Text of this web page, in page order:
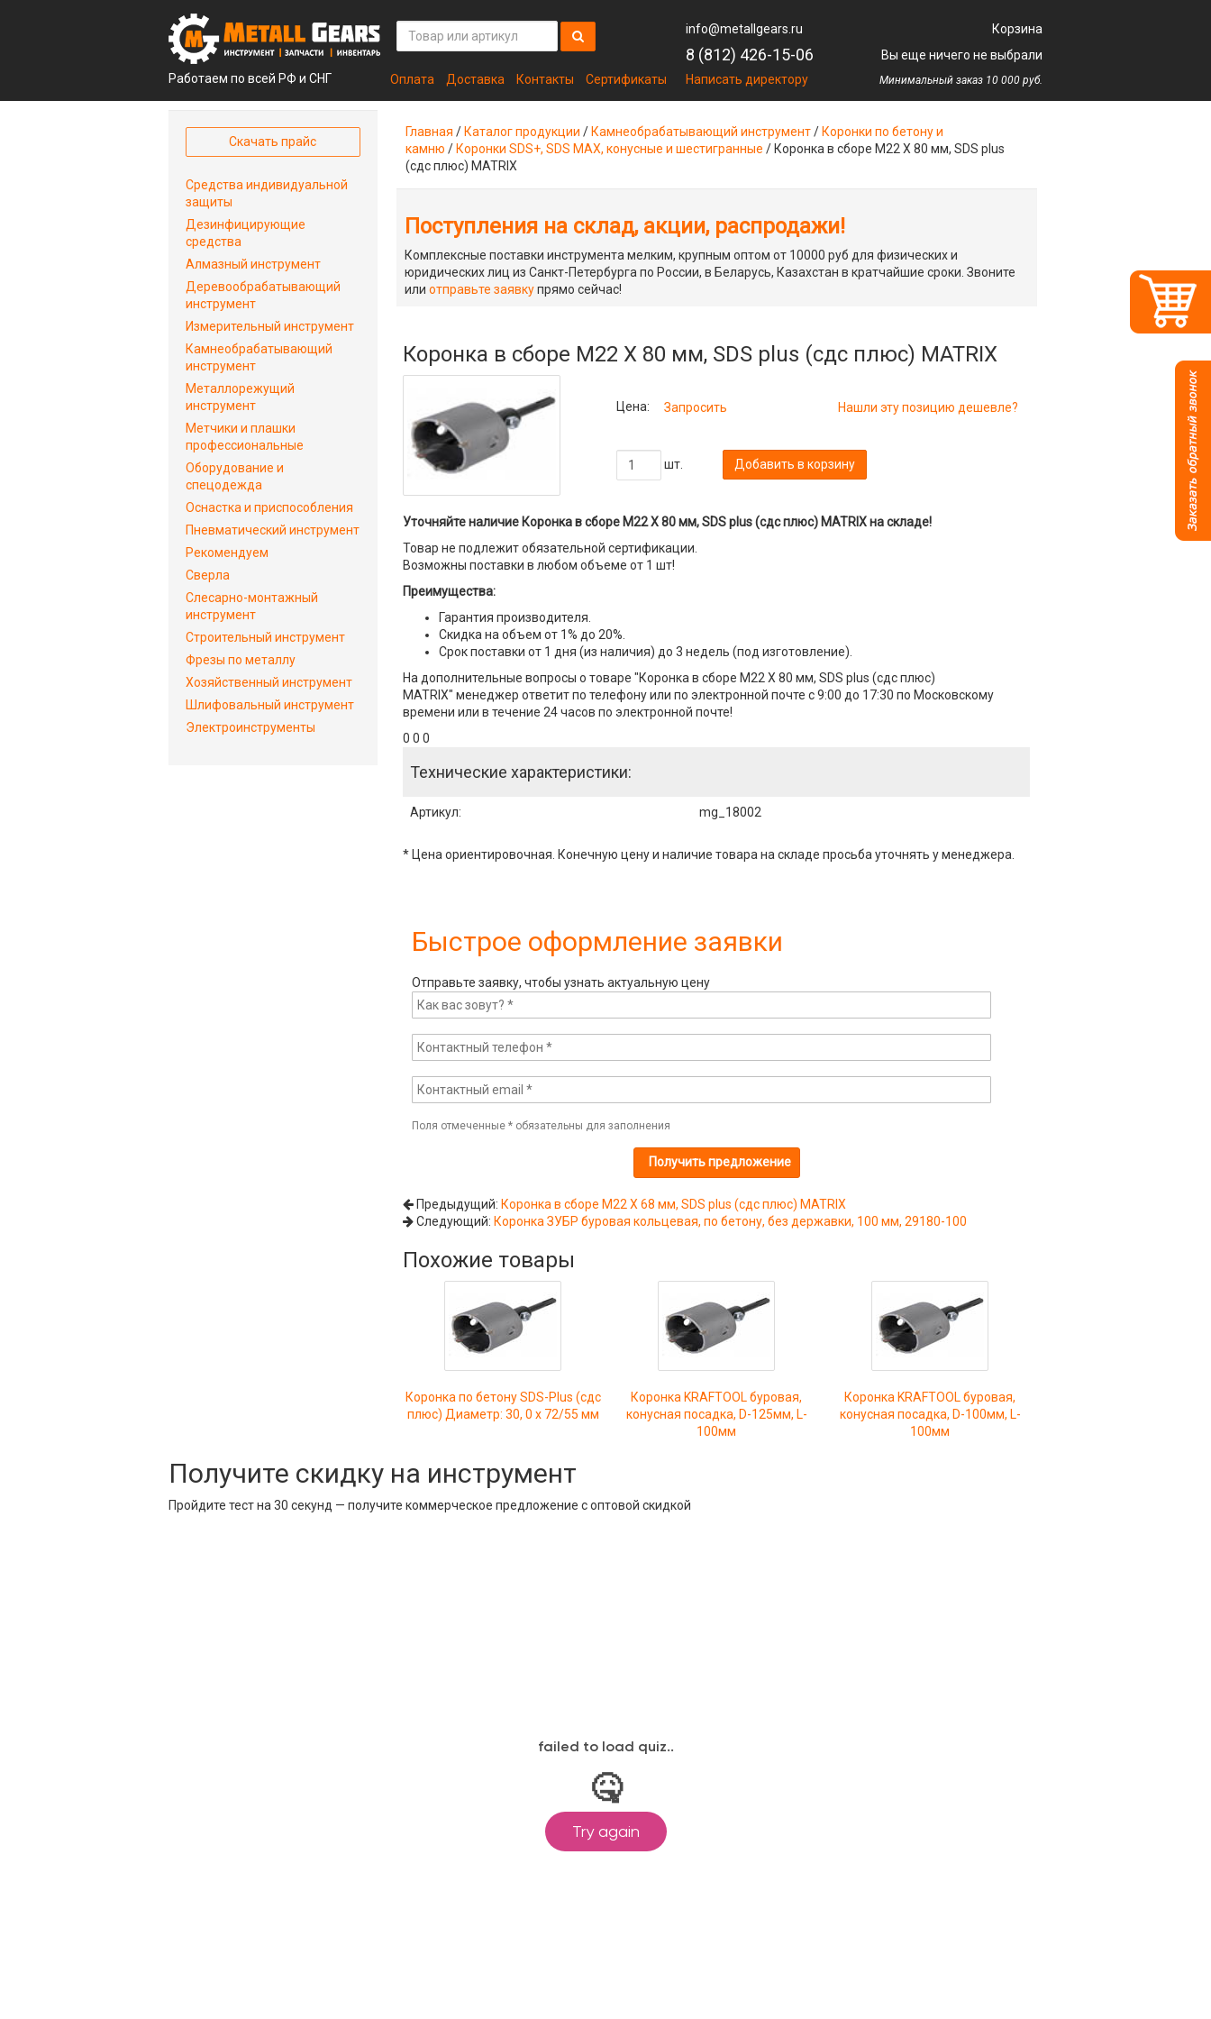
Работаем по всей РФ и СНГ Оплата Доставка Контакты Сертификаты
info@metallgears.ru
8 (812) 426-15-06
Написать директору
Корзина
Вы еще ничего не выбрали
Минимальный заказ 10 000 руб.
Главная / Каталог продукции / Камнеобрабатывающий инструмент/ Коронки по бетону и
камню / Коронки SDS+, SDS MAX, конусные и шестигранные / Коронка в сборе М22 Х 80 мм, SDS plus
(сдс плюс) MATRIX
Поступления на склад, акции, распродажи!
Комплексные поставки инструмента мелким, крупным оптом от 10000 руб для физических и
юридических лиц из Санкт-Петербурга по России, в Беларусь, Казахстан в кратчайшие сроки. Звоните
или отправьте заявкупрямо сейчас!
Коронка в сборе М22 Х 80 мм, SDS plus (сдс плюс) MATRIX
Цена: Запросить Нашли эту позицию дешевле?
шт. Добавить в корзину
Уточняйте наличие Коронка в сборе М22 Х 80 мм, SDS plus (сдс плюс) MATRIX на складе!
Товар не подлежит обязательной сертификации.
Возможны поставки в любом объеме от 1 шт!
Преимущества:
Гарантия производителя.
Скидка на объем от 1% до 20%.
Срок поставки от 1 дня (из наличия) до 3 недель (под изготовление).
На дополнительные вопросы о товаре "Коронка в сборе М22 Х 80 мм, SDS plus (сдс плюс)
MATRIX" менеджер ответит по телефону или по электронной почте с 9:00 до 17:30 по Московскому
времени или в течение 24 часов по электронной почте!
0 0 0
Технические характеристики:
Артикул: mg_18002
* Цена ориентировочная. Конечную цену и наличие товара на складе просьба уточнять у менеджера.
Быстрое оформление заявки
Отправьте заявку, чтобы узнать актуальную цену
Поля отмеченные *обязательны для заполнения
Предыдущий: Коронка в сборе М22 Х 68 мм, SDS plus (сдс плюс) MATRIX
Следующий: Коронка ЗУБР буровая кольцевая, по бетону, без державки, 100 мм, 29180-100
Похожие товары
Коронка по бетону SDS-Plus (сдс
плюс) Диаметр: 30, 0 х 72/55 мм
Коронка KRAFTOOL буровая,
конусная посадка, D-125мм, L-
100мм
Коронка KRAFTOOL буровая,
конусная посадка, D-100мм, L-
100мм
Скачать прайс
Средства индивидуальной
защиты
Дезинфицирующие
средства
Алмазный инструмент
Деревообрабатывающий
инструмент
Измерительный инструмент
Камнеобрабатывающий
инструмент
Металлорежущий
инструмент
Метчики и плашки
профессиональные
Оборудование и
спецодежда
Оснастка и приспособления
Пневматический инструмент
Рекомендуем
Сверла
Слесарно-монтажный
инструмент
Строительный инструмент
Фрезы по металлу
Хозяйственный инструмент
Шлифовальный инструмент
Электроинструменты
Получите скидку на инструмент
Пройдите тест на 30 секунд — получите коммерческое предложение с оптовой скидкой